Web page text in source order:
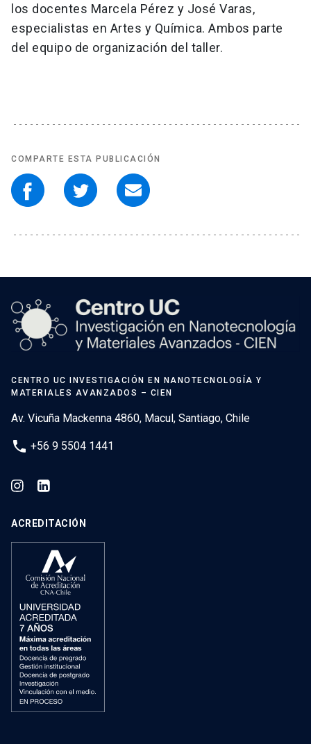
los docentes Marcela Pérez y José Varas,
especialistas en Artes y Química. Ambos parte
del equipo de organización del taller.
COMPARTE ESTA PUBLICACIÓN
CENTRO UC INVESTIGACIÓN EN NANOTECNOLOGÍA Y
MATERIALES AVANZADOS – CIEN
Av. Vicuña Mackenna 4860, Macul, Santiago, Chile
phone +56 9 5504 1441
ACREDITACIÓN